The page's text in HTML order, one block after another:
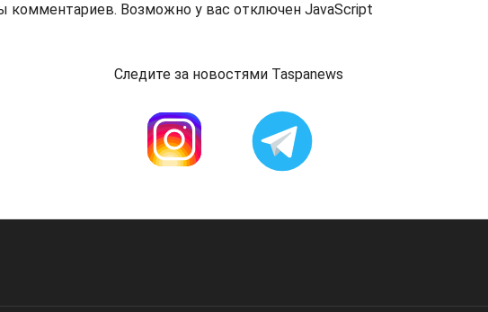
комментариев. Возможно у вас отключен JavaScript
Следите за новостями Taspanews